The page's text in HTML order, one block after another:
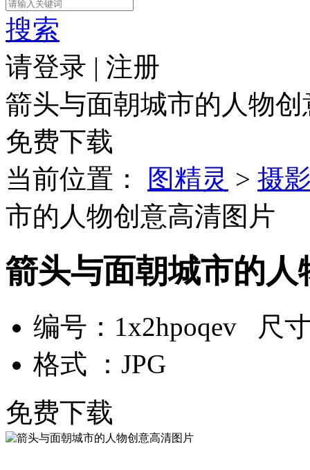
搜索
请登录 | 注册
箭头与面朝城市的人物
免费下载
当前位置：
图精灵 > 摄
市的人物创意高清图片
箭头与面朝城市的
编号：1x2hpoqev 尺
格式 ：JPG
免费下载